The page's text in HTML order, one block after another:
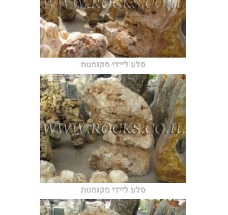
סלע ליידי מקומטת
סלע ליידי מקומטת